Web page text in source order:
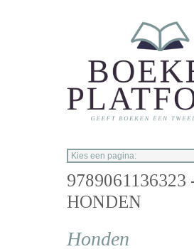
9789061136323
HONDEN
Honden